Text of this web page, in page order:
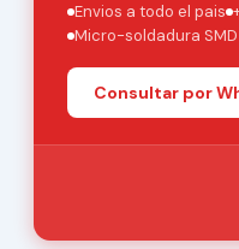
Envios a todo el pais
Micro-soldadura SMD
Consultar por